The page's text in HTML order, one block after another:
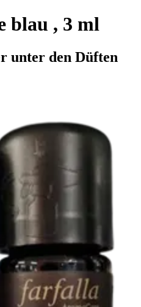
blau , 3 ml
unter den Düften